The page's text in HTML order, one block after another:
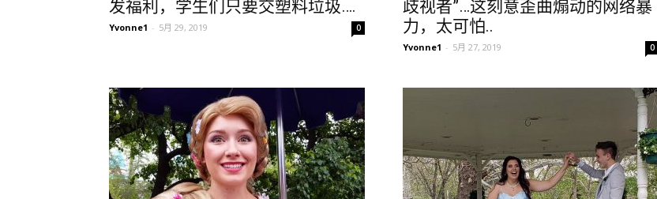
发福利，学生们只要交塑料垃圾….
Yvonne1 - 5月 29, 2019 0
歧视者”…这刻意歪曲煽动的网络暴
力，太可怕..
Yvonne1 - 5月 27, 2019 0